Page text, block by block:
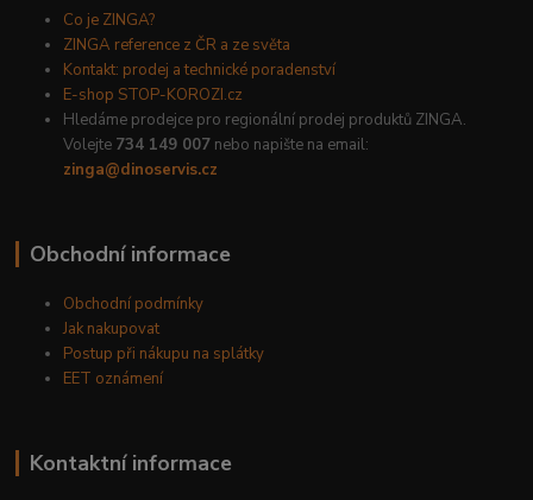
Co je ZINGA?
ZINGA reference z ČR a ze světa
Kontakt: prodej a technické poradenství
E-shop STOP-KOROZI.cz
Hledáme prodejce pro regionální prodej produktů ZINGA.
Volejte 734 149 007 nebo napište na email:
zinga@dinoservis.cz
Obchodní informace
Obchodní podmínky
Jak nakupovat
Postup při nákupu na splátky
EET oznámení
Kontaktní informace